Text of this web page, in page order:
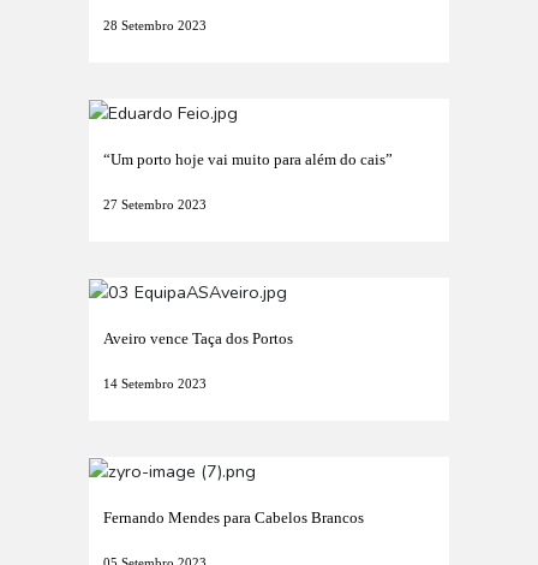
28 Setembro 2023
“Um porto hoje vai muito para além do cais”
27 Setembro 2023
Aveiro vence Taça dos Portos
14 Setembro 2023
Fernando Mendes para Cabelos Brancos